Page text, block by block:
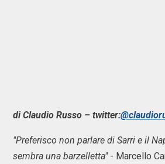
di Claudio Russo – twitter:
"Preferisco non parlare di Sarri e il
sembra una barzelletta"- Marcello